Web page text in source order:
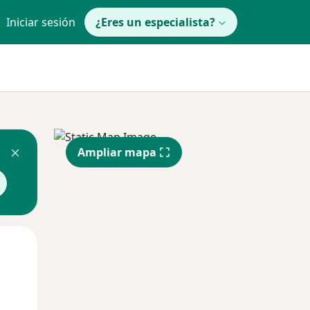
Iniciar sesión ¿Eres un especialista?
Ampliar mapa